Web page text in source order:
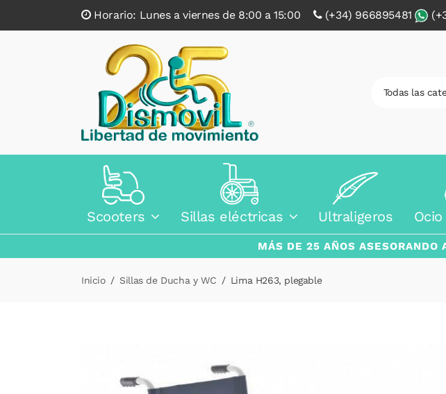
Horario: Lunes a viernes de 8:00 a 15:00 (+34) 966895481
Todas las
Scooters Sillas eléctricas Ultraligeros
MÁS DE 25 AÑOS ASESORANDO
Inicio Sillas de Ducha y WC Lima H263, plegable